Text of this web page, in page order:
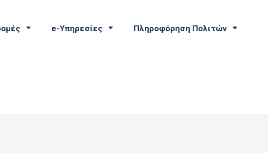
e-Υπηρεσίες Πληροφόρηση Πολιτών